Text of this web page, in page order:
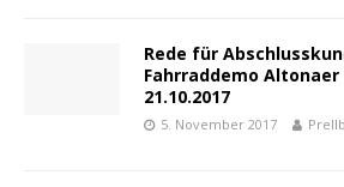
Rede für
Fahrraddemo
21.10.2017
5. November 2017